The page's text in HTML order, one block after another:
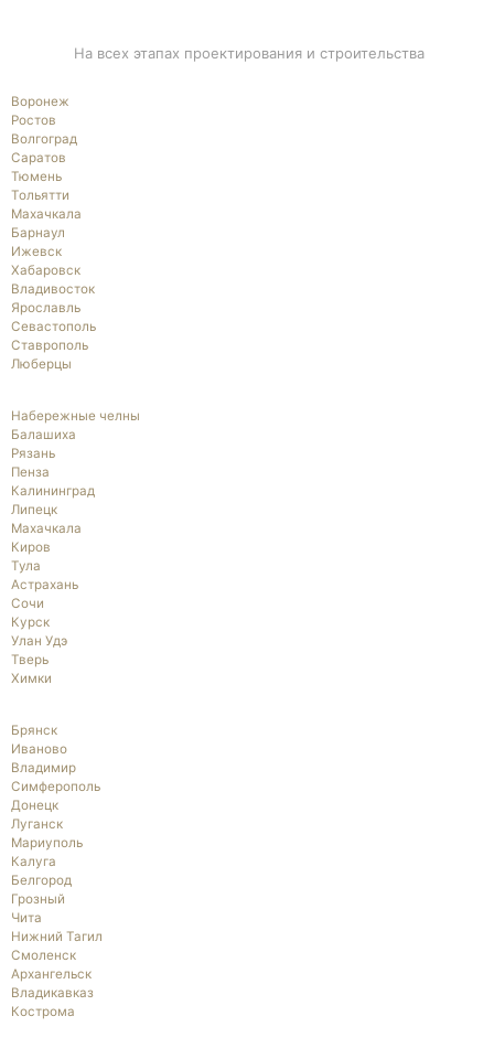
На всех этапах проектирования и строительства
Воронеж
Ростов
Волгоград
Саратов
Тюмень
Тольятти
Махачкала
Барнаул
Ижевск
Хабаровск
Владивосток
Ярославль
Севастополь
Ставрополь
Люберцы
Набережные челны
Балашиха
Рязань
Пенза
Калининград
Липецк
Махачкала
Киров
Тула
Астрахань
Сочи
Курск
Улан Удэ
Тверь
Химки
Брянск
Иваново
Владимир
Симферополь
Донецк
Луганск
Мариуполь
Калуга
Белгород
Грозный
Чита
Нижний Тагил
Смоленск
Архангельск
Владикавказ
Кострома